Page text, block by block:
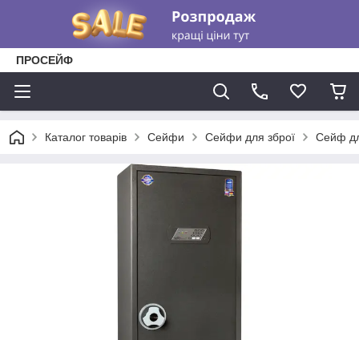
ПРОСЕЙФ
Каталог товарів Сейфи Сейфи для зброї Сейф